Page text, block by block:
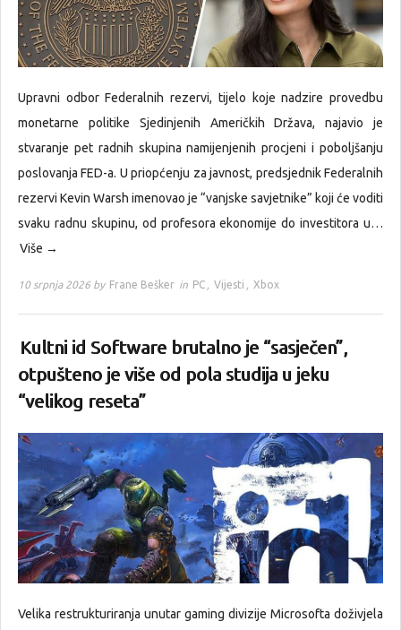
Upravni odbor Federalnih rezervi, tijelo koje nadzire provedbu
monetarne politike Sjedinjenih Američkih Država, najavio je
stvaranje pet radnih skupina namijenjenih procjeni i poboljšanju
poslovanja FED-a. U priopćenju za javnost, predsjednik Federalnih
rezervi Kevin Warsh imenovao je “vanjske savjetnike” koji će voditi
svaku radnu skupinu, od profesora ekonomije do investitora u…
Više →
10 srpnja 2026 by Frane Bešker in PC , Vijesti , Xbox
Kultni id Software brutalno je “sasječen”,
otpušteno je više od pola studija u jeku
“velikog reseta”
Velika restrukturiranja unutar gaming divizije Microsofta doživjela